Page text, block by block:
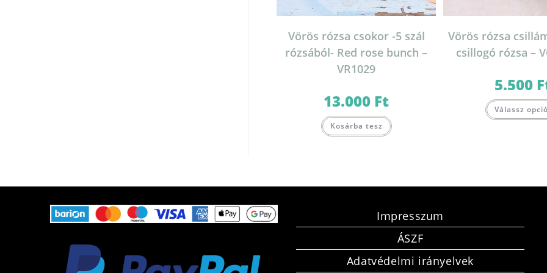
Vörös rózsa csokor -5 szál
rózsából- Red rose bunch –
VR1029
13.000 Ft
Kosárba tesz
Vörös rózsa
csillogó rózsa –
5.500
Válassz
Impresszum
ÁSZF
Adatvédelmi irányelvek